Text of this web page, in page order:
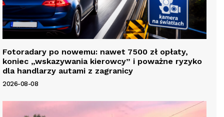
Fotoradary po nowemu: nawet 7500 zł opłaty,
koniec „wskazywania kierowcy” i poważne ryzyko
dla handlarzy autami z zagranicy
2026-08-08